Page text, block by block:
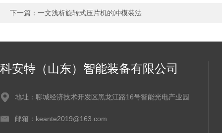
下一篇： 一文浅析旋转式压片机的冲模装法
科安特（山东）智能装备有限公司
地址：聊城经济技术开发区黑龙江路16号智能光电产业园
邮箱：keante2019@163.com